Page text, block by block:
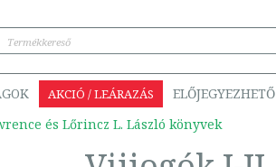
AKCIÓ / LEÁRAZÁS ELŐJEGYEZHETŐ
és Lőrincz L. László könyvek